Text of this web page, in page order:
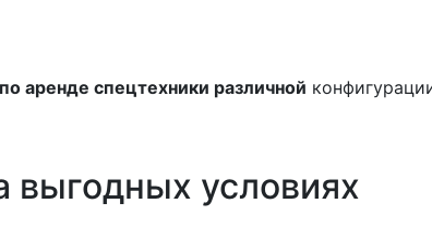
аренде спецтехники различной
выгодных условиях